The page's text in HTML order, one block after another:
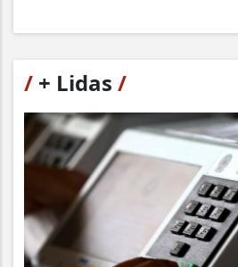
/ + Lidas /